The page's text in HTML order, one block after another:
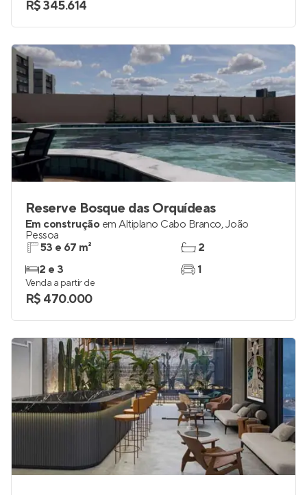
R$ 345.614
Reserve Bosque das Orquídeas
Em construção em Altiplano Cabo Branco,João
Pessoa
53 e 67 m²
2 e 3
2
1
Venda a partir de
R$ 470.000